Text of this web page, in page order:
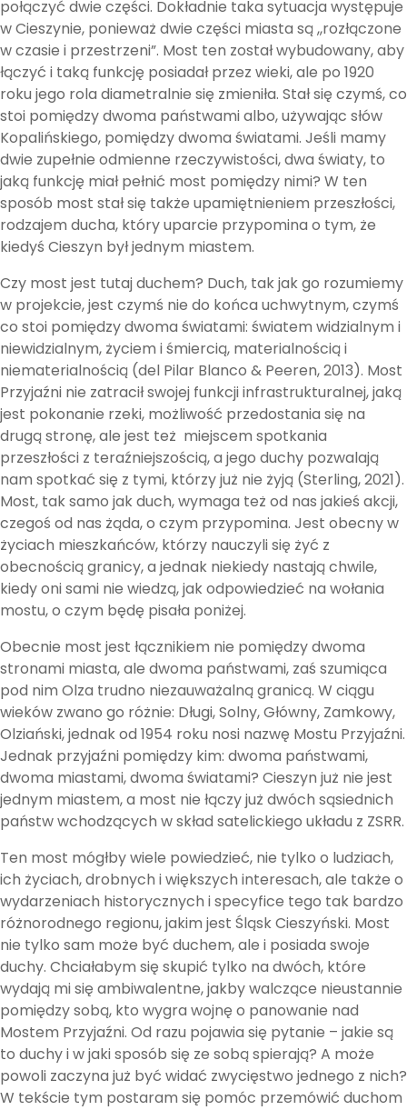
połączyć dwie części. Dokładnie taka sytuacja występuje
w Cieszynie, ponieważ dwie części miasta są ,,rozłączone
w czasie i przestrzeni”. Most ten został wybudowany, aby
łączyć i taką funkcję posiadał przez wieki, ale po 1920
roku jego rola diametralnie się zmieniła. Stał się czymś, co
stoi pomiędzy dwoma państwami albo, używając słów
Kopalińskiego, pomiędzy dwoma światami. Jeśli mamy
dwie zupełnie odmienne rzeczywistości, dwa światy, to
jaką funkcję miał pełnić most pomiędzy nimi? W ten
sposób most stał się także upamiętnieniem przeszłości,
rodzajem ducha, który uparcie przypomina o tym, że
kiedyś Cieszyn był jednym miastem.
Czy most jest tutaj duchem? Duch, tak jak go rozumiemy
w projekcie, jest czymś nie do końca uchwytnym, czymś
co stoi pomiędzy dwoma światami: światem widzialnym i
niewidzialnym, życiem i śmiercią, materialnością i
niematerialnością (del Pilar Blanco & Peeren, 2013). Most
Przyjaźni nie zatracił swojej funkcji infrastrukturalnej, jaką
jest pokonanie rzeki, możliwość przedostania się na
drugą stronę, ale jest też miejscem spotkania
przeszłości z teraźniejszością, a jego duchy pozwalają
nam spotkać się z tymi, którzy już nie żyją (Sterling, 2021).
Most, tak samo jak duch, wymaga też od nas jakieś akcji,
czegoś od nas żąda, o czym przypomina. Jest obecny w
życiach mieszkańców, którzy nauczyli się żyć z
obecnością granicy, a jednak niekiedy nastają chwile,
kiedy oni sami nie wiedzą, jak odpowiedzieć na wołania
mostu, o czym będę pisała poniżej.
Obecnie most jest łącznikiem nie pomiędzy dwoma
stronami miasta, ale dwoma państwami, zaś szumiąca
pod nim Olza trudno niezauważalną granicą. W ciągu
wieków zwano go różnie: Długi, Solny, Główny, Zamkowy,
Olziański, jednak od 1954 roku nosi nazwę Mostu Przyjaźni.
Jednak przyjaźni pomiędzy kim: dwoma państwami,
dwoma miastami, dwoma światami? Cieszyn już nie jest
jednym miastem, a most nie łączy już dwóch sąsiednich
państw wchodzących w skład satelickiego układu z ZSRR.
Ten most mógłby wiele powiedzieć, nie tylko o ludziach,
ich życiach, drobnych i większych interesach, ale także o
wydarzeniach historycznych i specyfice tego tak bardzo
różnorodnego regionu, jakim jest Śląsk Cieszyński. Most
nie tylko sam może być duchem, ale i posiada swoje
duchy. Chciałabym się skupić tylko na dwóch, które
wydają mi się ambiwalentne, jakby walczące nieustannie
pomiędzy sobą, kto wygra wojnę o panowanie nad
Mostem Przyjaźni. Od razu pojawia się pytanie – jakie są
to duchy i w jaki sposób się ze sobą spierają? A może
powoli zaczyna już być widać zwycięstwo jednego z nich?
W tekście tym postaram się pomóc przemówić duchom